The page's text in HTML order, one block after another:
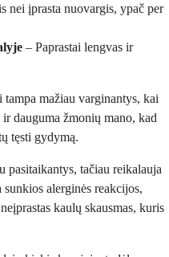
nei įprasta nuovargis, ypač per
– Paprastai lengvas ir
mažiau varginantys, kai
dauguma žmonių mano, kad
tęsti gydymą.
pasitaikantys, tačiau reikalauja
alerginės reakcijos,
kaulų skausmas, kuris